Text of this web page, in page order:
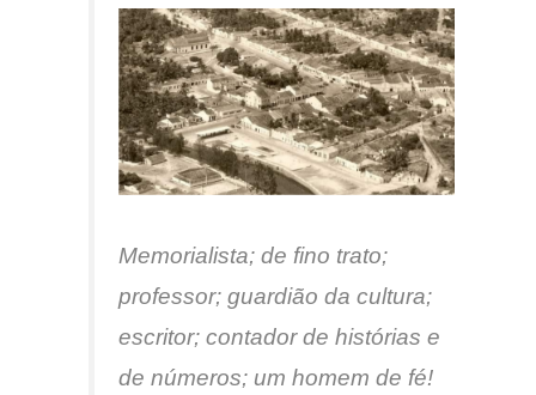
Memorialista; de fino trato;
professor; guardião da cultura;
escritor; contador de histórias e
de números; um homem de fé!